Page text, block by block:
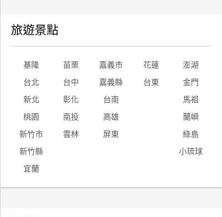
旅遊景點
基隆 苗栗 嘉義市 花蓮 澎湖
台北 台中 嘉義縣 台東 金門
新北 彰化 台南 馬祖
桃園 南投 高雄 蘭嶼
新竹市 雲林 屏東 綠島
新竹縣 小琉球
宜蘭